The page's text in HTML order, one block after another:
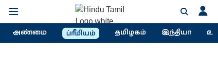
அண்மை ப்ரீமியம் தமிழகம் இந்தியா